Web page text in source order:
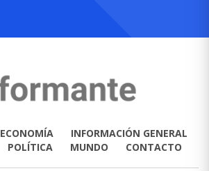
ECONOMÍA
INFORMACIÓN GENERAL
POLÍTICA MUNDO CONTACTO